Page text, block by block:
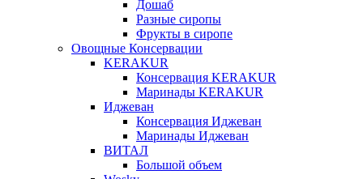
Дошаб
Разные сиропы
Фрукты в сиропе
Овощные Консервации
KERAKUR
Консервация KERAKUR
Маринады KERAKUR
Иджеван
Консервация Иджеван
Маринады Иджеван
ВИТАЛ
Большой объем